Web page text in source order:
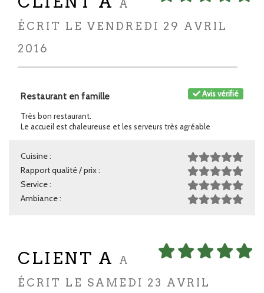
A
ÉCRIT LE VENDREDI 29 AVRIL
2016
Avis vérifié
Restaurant en famille
Très bon restaurant.
Le accueil est chaleureuse et les serveurs très agréable
Cuisine :
Rapport qualité / prix :
Service :
Ambiance :
CLIENT A
A
ÉCRIT LE SAMEDI 23 AVRIL